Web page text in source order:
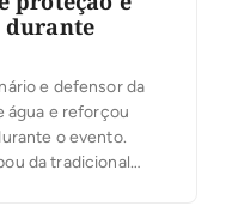
durante
e defensor da
água e reforçou
o evento.
da tradicional